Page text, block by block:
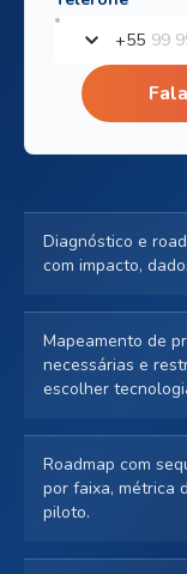
+55
Diagnóstico e
com impacto,
Mapeamento de
necessárias e
escolher
Roadmap com
por faixa, métrica
piloto.